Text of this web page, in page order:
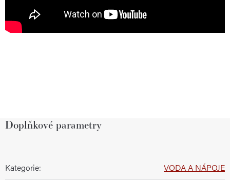
Doplňkové parametry
Kategorie: VODA A NÁPOJE